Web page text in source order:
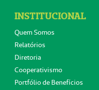
INSTITUCIONAL
Quem Somos
Relatórios
Diretoria
Cooperativismo
Portfólio de Benefícios